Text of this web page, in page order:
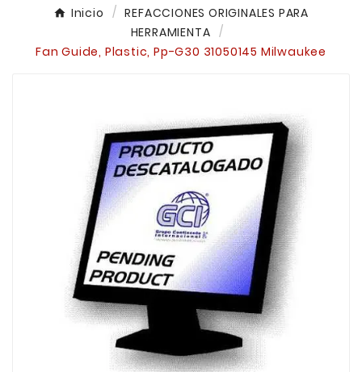
Inicio
REFACCIONES ORIGINALES PARA
HERRAMIENTA
Fan Guide, Plastic, Pp-G30 31050145 Milwaukee